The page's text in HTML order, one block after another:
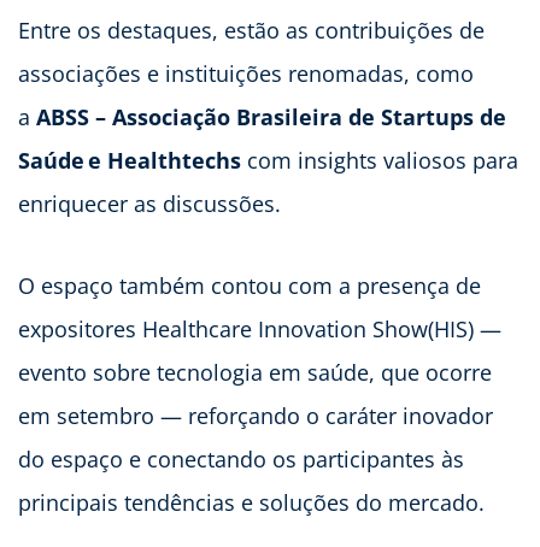
Entre os destaques, estão as contribuições de
associações e instituições renomadas, como
a ABSS – Associação Brasileira de Startups de
Saúdee Healthtechs com insights valiosos para
enriquecer as discussões.
O espaço também contou com a presença de
expositores Healthcare Innovation Show(HIS) —
evento sobre tecnologia em saúde, que ocorre
em setembro — reforçando o caráter inovador
do espaço e conectando os participantes às
principais tendências e soluções do mercado.